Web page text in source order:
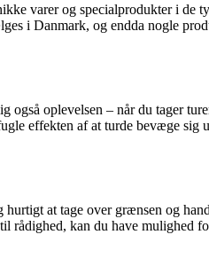
varer og specialprodukter i
i Danmark, og endda nogle
også oplevelsen – når du tager
effekten af at turde bevæge
hurtigt at tage over grænsen og
rådighed, kan du have mulighed